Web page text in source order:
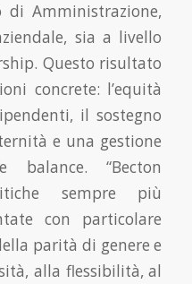
di Amministrazione,
sia a livello
Questo risultato
concrete: l’equità
il sostegno
e una gestione
balance. “Becton
sempre più
con particolare
parità di genere e
alla flessibilità, al